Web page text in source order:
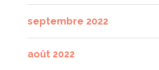
septembre 2022
août 2022